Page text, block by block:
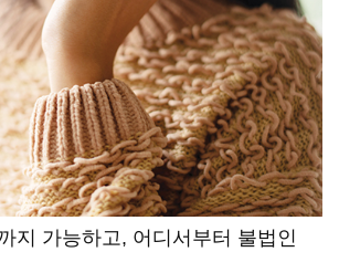
지 가능하고, 어디서부터 불법인